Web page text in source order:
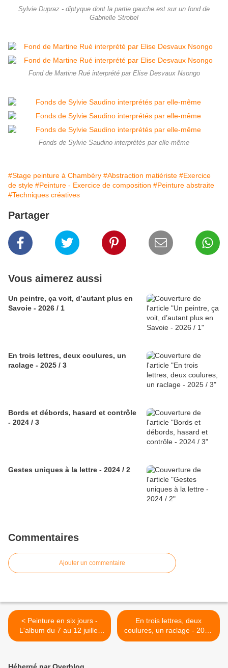
Sylvie Dupraz - diptyque dont la partie gauche est sur un fond de
Gabrielle Strobel
Fond de Martine Rué interprété par Elise Desvaux Nsongo
Fonds de Sylvie Saudino interprétés par elle-même
#Stage peinture à Chambéry #Abstraction matiériste #Exercice
de style #Peinture - Exercice de composition #Peinture abstraite
#Techniques créatives
Partager
Vous aimerez aussi
Un peintre, ça voit, d’autant plus en
Savoie - 2026 / 1
En trois lettres, deux coulures, un
raclage - 2025 / 3
Bords et débords, hasard et contrôle
- 2024 / 3
Gestes uniques à la lettre - 2024 / 2
Commentaires
Ajouter un commentaire
< Peinture en six jours -
L'album du 7 au 12 juillet
2024
En trois lettres, deux
coulures, un raclage - 2025
/ 3 >